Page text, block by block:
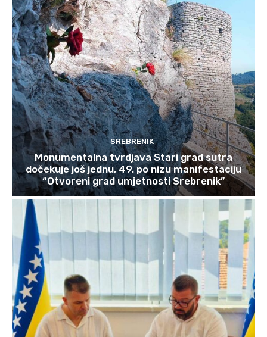
SREBRENIK
Monumentalna tvrdjava Stari grad sutra
dočekuje još jednu, 49. po nizu manifestaciju
“Otvoreni grad umjetnosti Srebrenik”